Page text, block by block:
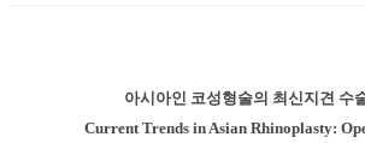
아시아인 코성형술의 최신지견 수
Current Trends in Asian Rhinoplasty: